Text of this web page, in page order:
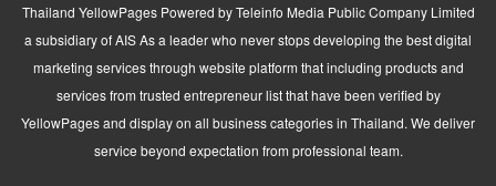
Thailand YellowPages Powered by Teleinfo Media Public Company Limited
a subsidiary of AIS As a leader who never stops developing the best digital
marketing services through website platform that including products and
services from trusted entrepreneur list that have been verified by
YellowPages and display on all business categories in Thailand. We deliver
service beyond expectation from professional team.